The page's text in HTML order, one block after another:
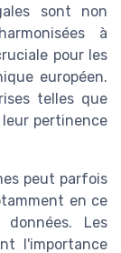
sont non
à
pour les
européen.
telles que
pertinence
peut parfois
en ce
Les
l'importance